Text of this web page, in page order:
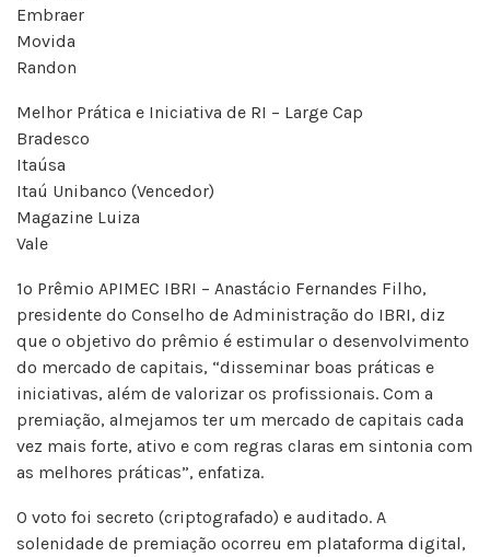
Embraer
Movida
Randon
Melhor Prática e Iniciativa de RI – Large Cap
Bradesco
Itaúsa
Itaú Unibanco (Vencedor)
Magazine Luiza
Vale
1º Prêmio APIMEC IBRI – Anastácio Fernandes Filho,
presidente do Conselho de Administração do IBRI, diz
que o objetivo do prêmio é estimular o desenvolvimento
do mercado de capitais, “disseminar boas práticas e
iniciativas, além de valorizar os profissionais. Com a
premiação, almejamos ter um mercado de capitais cada
vez mais forte, ativo e com regras claras em sintonia com
as melhores práticas”, enfatiza.
O voto foi secreto (criptografado) e auditado. A
solenidade de premiação ocorreu em plataforma digital,